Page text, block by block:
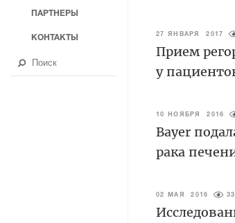
27 ЯНВАРЯ 2017
Прием
у
10 НОЯБРЯ 2016
Bayer
рака
02 МАЯ 2016
ПАРТНЕРЫ
КОНТАКТЫ